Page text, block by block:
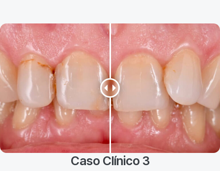
Caso Clínico 3